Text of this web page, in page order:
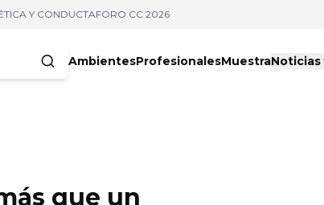
Y CONDUCTAFORO CC 2026
AmbientesProfesionalesMuestraNoticias
que un